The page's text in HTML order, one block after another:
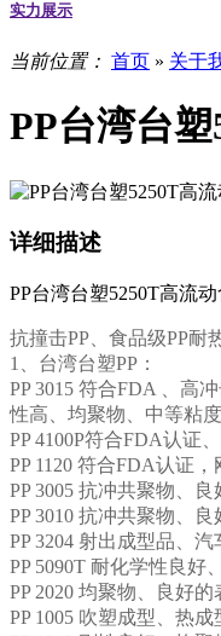
实力展示
当前位置： 首页 » 关于
PP台湾台
详细描述
PP台湾台塑5250T高流
抗撞击PP、食品级PP耐
1、台湾台塑PP：
PP 3015 符合FDA 、高
性高、均聚物、中等粘
PP 4100P符合FDA认证
PP 1120 符合FDA认证
PP 3005 抗冲共聚物、
PP 3010 抗冲共聚物、
PP 3204 射出成型品、
PP 5090T 耐化学性良好
PP 2020 均聚物、良好
PP 1005 吹塑成型、热